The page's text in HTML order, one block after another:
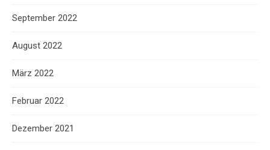
September 2022
August 2022
März 2022
Februar 2022
Dezember 2021